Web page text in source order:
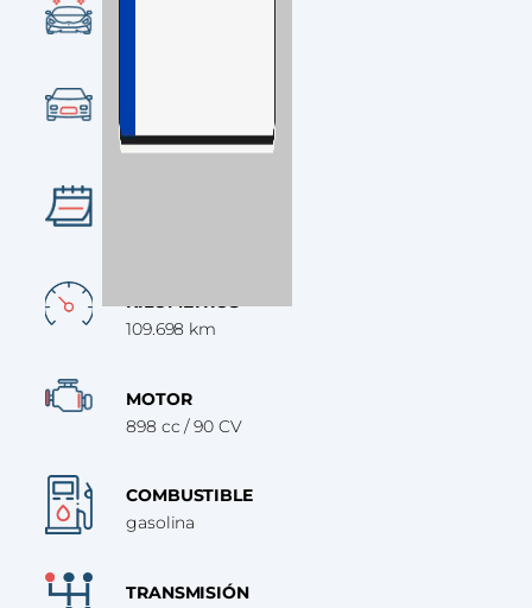
Turismo
KILÓMETROS
109.698 km
MOTOR
898 cc / 90 CV
COMBUSTIBLE
gasolina
TRANSMISIÓN